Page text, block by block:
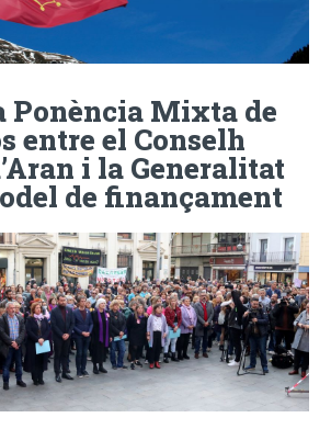
Ponència Mixta de
entre el Conselh
i la Generalitat
de finançament